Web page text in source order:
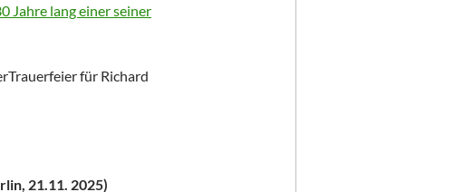
Jahre lang einer seiner
für Richard
21.11. 2025)